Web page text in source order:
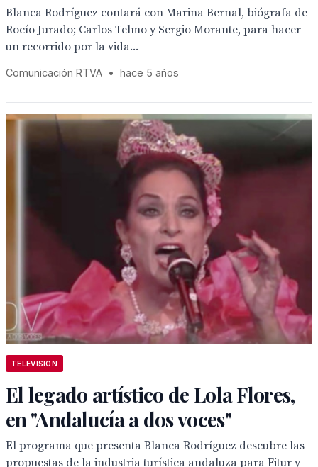
Blanca Rodríguez contará con Marina Bernal, biógrafa de
Rocío Jurado; Carlos Telmo y Sergio Morante, para hacer
un recorrido por la vida...
Comunicación RTVA • hace 5 años
TELEVISION
El legado artístico de Lola Flores,
en "Andalucía a dos voces"
El programa que presenta Blanca Rodríguez descubre las
propuestas de la industria turística andaluza para Fitur y